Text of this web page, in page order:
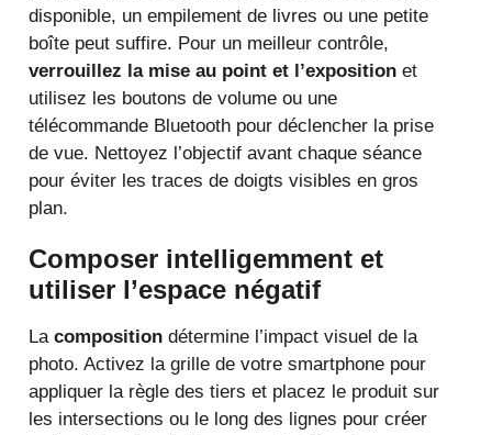
disponible, un empilement de livres ou une petite
boîte peut suffire. Pour un meilleur contrôle,
verrouillez la mise au point et l’exposition et
utilisez les boutons de volume ou une
télécommande Bluetooth pour déclencher la prise
de vue. Nettoyez l’objectif avant chaque séance
pour éviter les traces de doigts visibles en gros
plan.
Composer intelligemment et
utiliser l’espace négatif
La composition détermine l’impact visuel de la
photo. Activez la grille de votre smartphone pour
appliquer la règle des tiers et placez le produit sur
les intersections ou le long des lignes pour créer